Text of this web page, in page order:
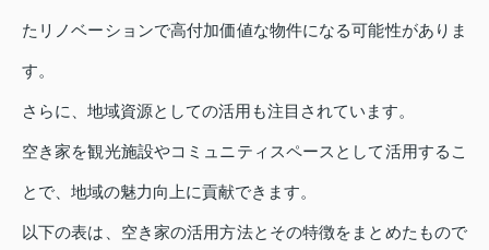
たリノベーションで高付加価値な物件になる可能性がありま
す。
さらに、地域資源としての活用も注目されています。
空き家を観光施設やコミュニティスペースとして活用するこ
とで、地域の魅力向上に貢献できます。
以下の表は、空き家の活用方法とその特徴をまとめたもので